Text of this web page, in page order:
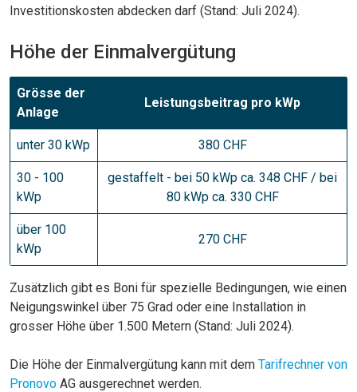
Investitionskosten abdecken darf (Stand: Juli 2024).
Höhe der Einmalvergütung
Grösse der
Anlage
Leistungsbeitrag pro kWp
unter 30 kWp 380 CHF
30 - 100
kWp
gestaffelt - bei 50 kWp ca. 348 CHF / bei
80 kWp ca. 330 CHF
über 100
kWp
270 CHF
Zusätzlich gibt es Boni für spezielle Bedingungen, wie einen
Neigungswinkel über 75 Grad oder eine Installation in
grosser Höhe über 1.500 Metern (Stand: Juli 2024).
Die Höhe der Einmalvergütung kann mit dem Tarifrechner von
Pronovo AG ausgerechnet werden.